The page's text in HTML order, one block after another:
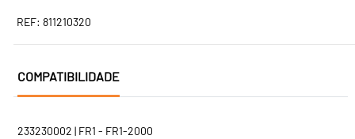
REF: 811210320
COMPATIBILIDADE
233230002 | FR1 - FR1-2000